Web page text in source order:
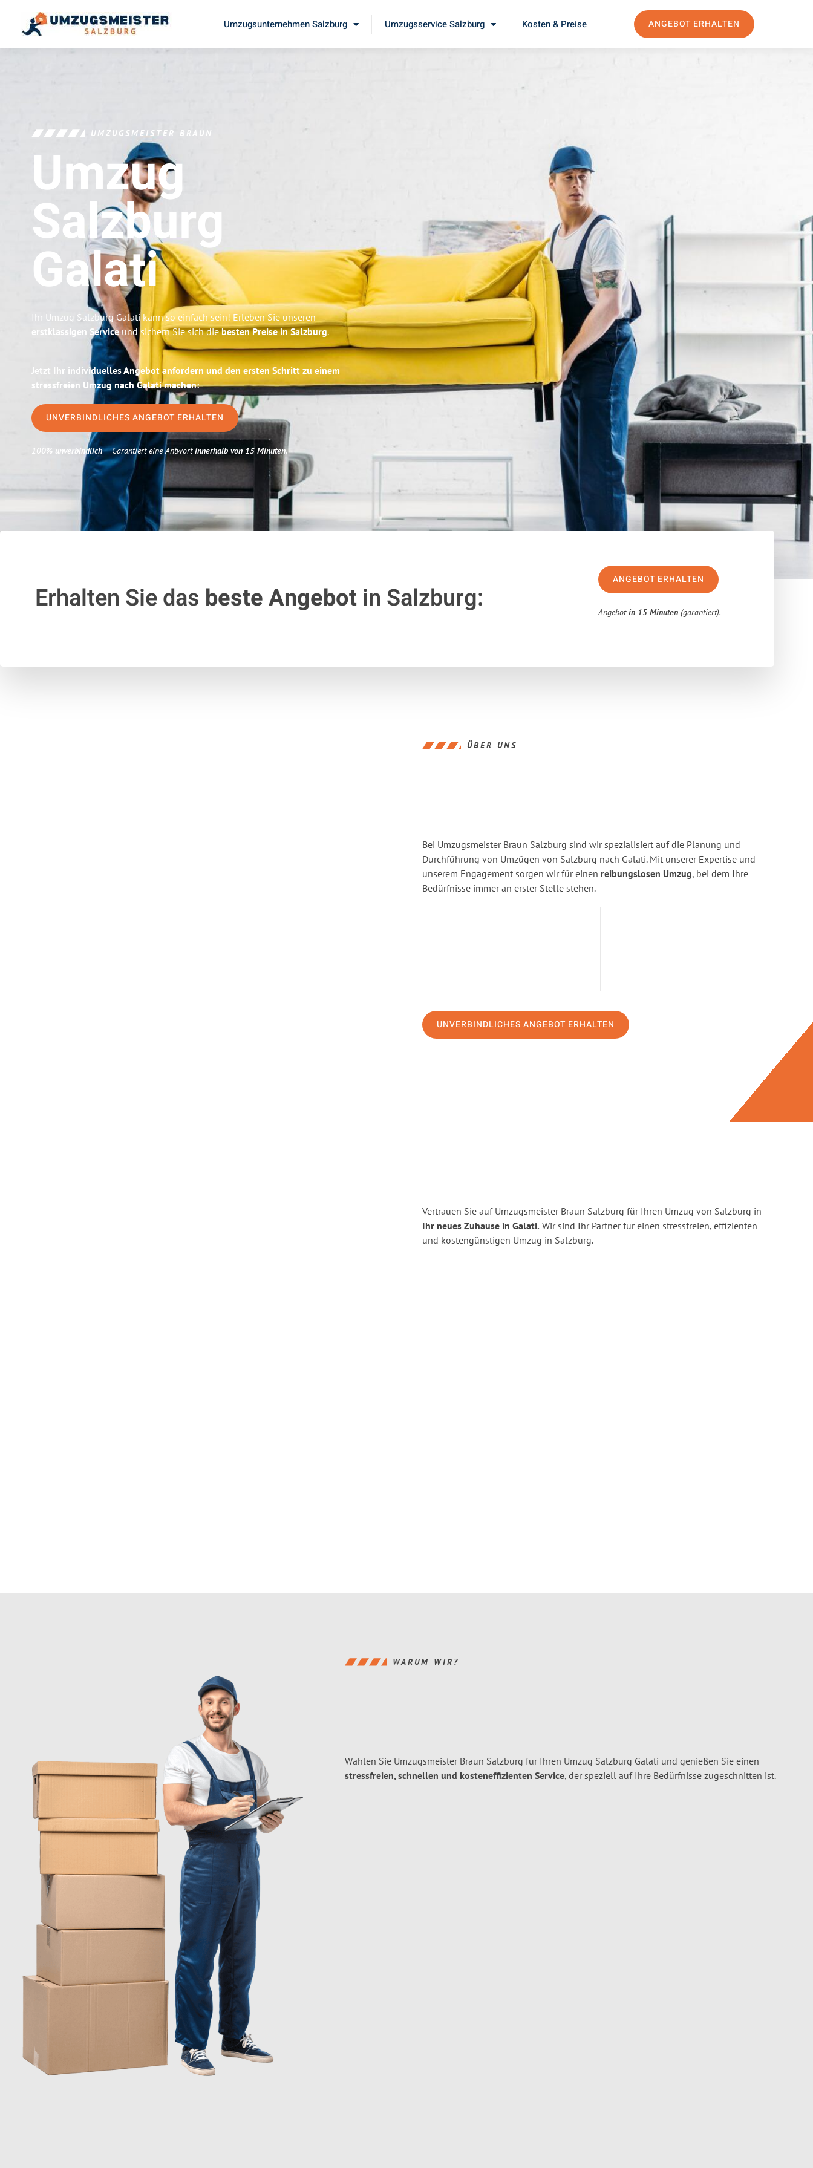
Umzugsunternehmen Salzburg Umzugsservice Salzburg Kosten & Preise ANGEBOT ERHALTEN
UMZUGSMEISTER BRAUN
Umzug
Salzburg
Galati
Ihr Umzug Salzburg Galati kann so einfach sein! Erleben Sie unseren
erstklassigen Serviceund sichern Sie sich diebesten Preise in Salzburg.
Jetzt Ihr individuelles Angebot anfordern und den ersten Schritt zu einem
stressfreien Umzug nach Galati machen:
UNVERBINDLICHES ANGEBOT ERHALTEN
100% unverbindlich– Garantiert eine Antwortinnerhalb von 15 Minuten.
Erhalten Sie das beste Angebotin Salzburg:
ANGEBOT ERHALTEN
Angebotin 15 Minuten (garantiert).
ÜBER UNS
Bei Umzugsmeister Braun Salzburg sind wir spezialisiert auf die Planung und
Durchführung von Umzügen von Salzburg nach Galati. Mit unserer Expertise und
unserem Engagement sorgen wir für einen reibungslosen Umzug, bei dem Ihre
Bedürfnisse immer an erster Stelle stehen.
UNVERBINDLICHES ANGEBOT ERHALTEN
Vertrauen Sie auf Umzugsmeister Braun Salzburg für Ihren Umzug von Salzburg in
Ihr neues Zuhause in Galati. Wir sind Ihr Partner für einen stressfreien, effizienten
und kostengünstigen Umzug in Salzburg.
WARUM WIR?
Wählen Sie Umzugsmeister Braun Salzburg für Ihren Umzug Salzburg Galati und genießen Sie einen
stressfreien, schnellen und kosteneffizienten Service, der speziell auf Ihre Bedürfnisse zugeschnitten ist.